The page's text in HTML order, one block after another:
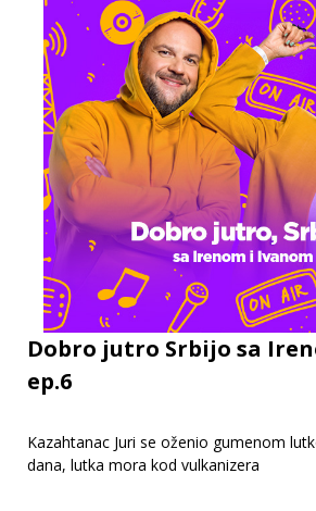
Dobro jutro Srbijo sa
ep.6
Kazahtanac Juri se oženio gumenom
dana, lutka mora kod vulkanizera